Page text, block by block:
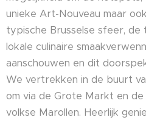
unieke Art-Nouveau maar
typische Brusselse sfeer, de
lokale culinaire
aanschouwen en dit
We vertrekken in de buurt
om via de Grote Markt en
volkse Marollen. Heerlijk